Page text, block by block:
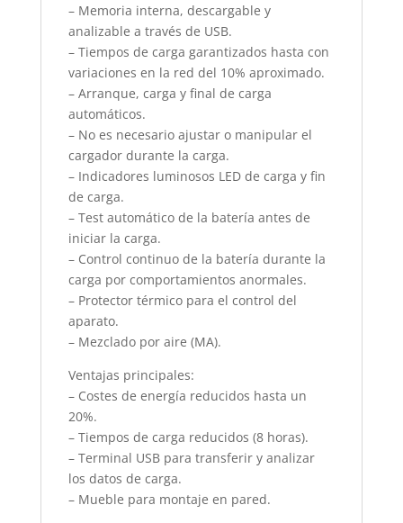
– Memoria interna, descargable y
analizable a través de USB.
– Tiempos de carga garantizados hasta con
variaciones en la red del 10% aproximado.
– Arranque, carga y final de carga
automáticos.
– No es necesario ajustar o manipular el
cargador durante la carga.
– Indicadores luminosos LED de carga y fin
de carga.
– Test automático de la batería antes de
iniciar la carga.
– Control continuo de la batería durante la
carga por comportamientos anormales.
– Protector térmico para el control del
aparato.
– Mezclado por aire (MA).
Ventajas principales:
– Costes de energía reducidos hasta un
20%.
– Tiempos de carga reducidos (8 horas).
– Terminal USB para transferir y analizar
los datos de carga.
– Mueble para montaje en pared.